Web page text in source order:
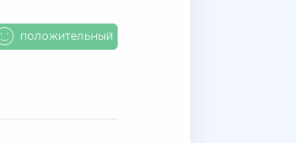
положительный